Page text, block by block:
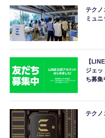
テクノ
ミュ
【
ジェ
ち募集
テクノ